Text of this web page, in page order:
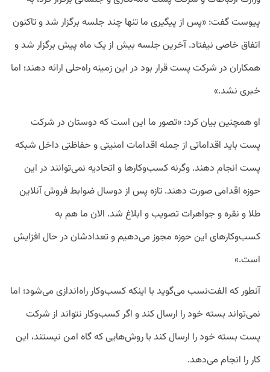
پیوست گفت: «پس از پیگیری ما تنها چند جلسه برگزار شد و تاکنون
اتفاق خاصی نیفتاد. آخرین جلسه بیش از یک ماه پیش برگزار شد و
همکاران در شرکت پست قرار بود در این زمینه راه‌حلی ارائه دهند؛ اما
خبری نشد.»
او همچنین بیان کرد: «تصور ما این است که دوستان در شرکت
پست باید اقداماتی از جمله اقدامات امنیتی و حفاظتی داخل شبکه
پست انجام دهند. وگرنه کسب‌وکارها و اتحادیه نمی‌توانند در این
حوزه اقدامی صورت دهند. تازه پس از دوسال ضوابط فروش آنلاین
طلا و نقره و جواهرات تصویب و ابلاغ شد. الان ما هم به
کسب‌وکارهای این حوزه مجوز می‌دهیم و تعدادشان در حال افزایش
است.»
آنطور که الفت‌نسب می‌گوید با اینکه کسب‌وکار راه‌اندازی می‌شود؛ اما
نمی‌تواند بسته خود را ارسال کند و اگر کسب‌وکار نتواند از شرکت
پست بسته خود را ارسال کند با روش‌هایی که گاه امن نیستند، این
کار را انجام می‌دهد.